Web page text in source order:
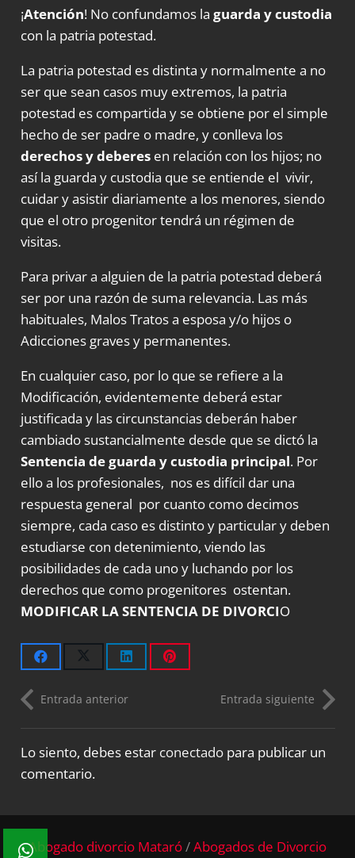
¡Atención! No confundamos la guarda y custodia
con la patria potestad.
La patria potestad es distinta y normalmente a no
ser que sean casos muy extremos, la patria
potestad es compartida y se obtiene por el simple
hecho de ser padre o madre, y conlleva los
derechos y deberesen relación con los hijos; no
así la guarda y custodia que se entiende el vivir,
cuidar y asistir diariamente a los menores, siendo
que el otro progenitor tendrá un régimen de
visitas.
Para privar a alguien de la patria potestad deberá
ser por una razón de suma relevancia. Las más
habituales, Malos Tratos a esposa y/o hijos o
Adicciones graves y permanentes.
En cualquier caso, por lo que se refiere a la
Modificación, evidentemente deberá estar
justificada y las circunstancias deberán haber
cambiado sustancialmente desde que se dictó la
Sentencia de guarda y custodia principal. Por
ello a los profesionales, nos es difícil dar una
respuesta general por cuanto como decimos
siempre, cada caso es distinto y particular y deben
estudiarse con detenimiento, viendo las
posibilidades de cada uno y luchando por los
derechos que como progenitores ostentan.
MODIFICAR LA SENTENCIA DE DIVORCIO
Entrada anterior Entrada siguiente
Lo siento, debes estar conectadopara publicar un
comentario.
Abogado divorcio Mataró/Abogados de Divorcio